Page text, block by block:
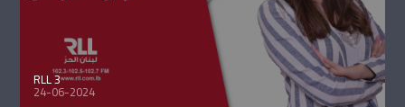
RLL 3
24-06-2024